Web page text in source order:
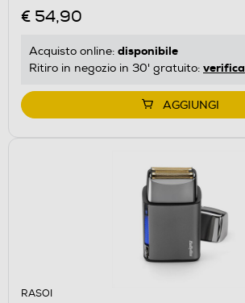
€ 54,90
Acquisto online: disponibile
Ritiro in negozio in 30' gratuito: verifica
AGGIUNGI
RASOI